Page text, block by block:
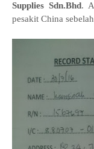
Supplies Sdn.Bhd.
pesakit China